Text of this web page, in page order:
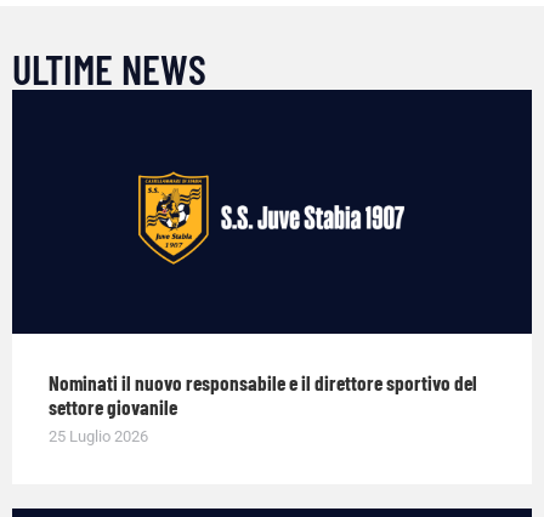
ULTIME NEWS
Nominati il nuovo responsabile e il direttore sportivo del
settore giovanile
25 Luglio 2026